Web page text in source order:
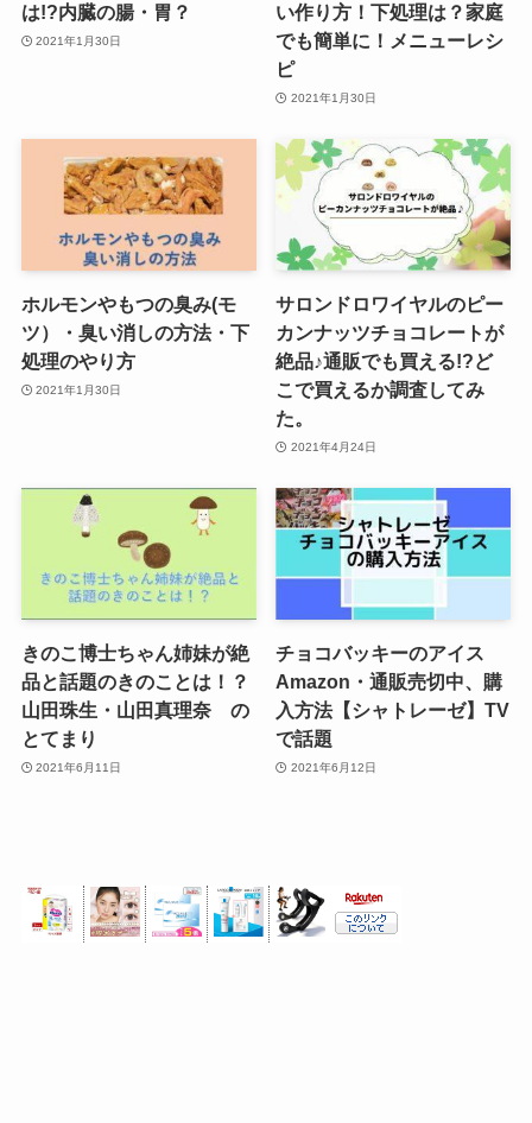
は!?内臓の腸・胃？
2021年1月30日
い作り方！下処理は？家庭
でも簡単に！メニューレシ
ピ
2021年1月30日
ホルモンやもつの臭み(モ
ツ）・臭い消しの方法・下
処理のやり方
2021年1月30日
サロンドロワイヤルのピー
カンナッツチョコレートが
絶品♪通販でも買える!?ど
こで買えるか調査してみ
た。
2021年4月24日
きのこ博士ちゃん姉妹が絶
品と話題のきのことは！？
山田珠生・山田真理奈 の
とてまり
2021年6月11日
チョコバッキーのアイス
Amazon・通販売切中、購
入方法【シャトレーゼ】TV
で話題
2021年6月12日